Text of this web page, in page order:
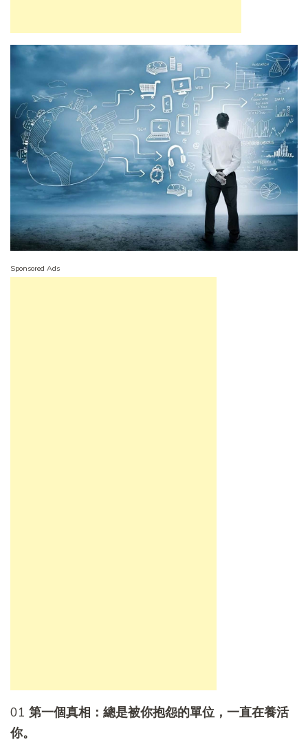
Sponsored Ads
01 第一個真相：總是被你抱怨的單位，一直在養活
你。